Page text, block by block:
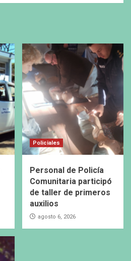
Policiales
Personal de Policía
Comunitaria participó
de taller de primeros
auxilios
agosto 6, 2026